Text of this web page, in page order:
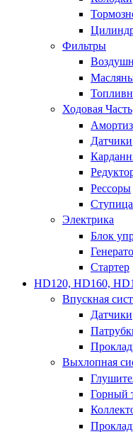
Фильтры
Ходовая Часть
Датчики
Рессоры
Ступица
Электрика
Блок
Стартер
HD120, HD160,
Впускная
Датчики
Выхлопная
Горный